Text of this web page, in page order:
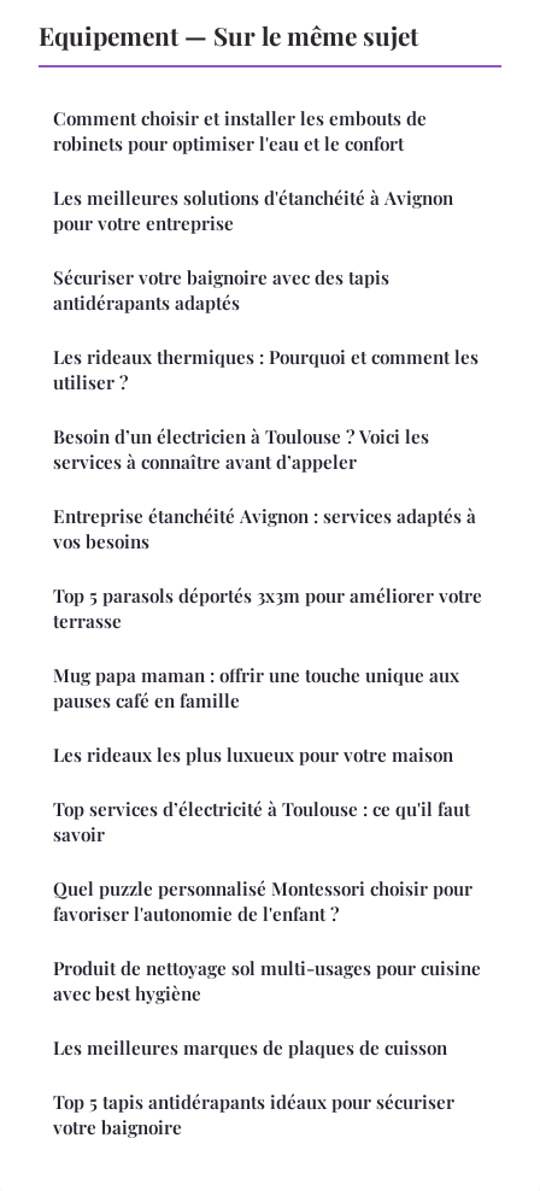
Equipement — Sur le même sujet
Comment choisir et installer les embouts de
robinets pour optimiser l'eau et le confort
Les meilleures solutions d'étanchéité à Avignon
pour votre entreprise
Sécuriser votre baignoire avec des tapis
antidérapants adaptés
Les rideaux thermiques : Pourquoi et comment les
utiliser ?
Besoin d’un électricien à Toulouse ? Voici les
services à connaître avant d’appeler
Entreprise étanchéité Avignon : services adaptés à
vos besoins
Top 5 parasols déportés 3x3m pour améliorer votre
terrasse
Mug papa maman : offrir une touche unique aux
pauses café en famille
Les rideaux les plus luxueux pour votre maison
Top services d’électricité à Toulouse : ce qu'il faut
savoir
Quel puzzle personnalisé Montessori choisir pour
favoriser l'autonomie de l'enfant ?
Produit de nettoyage sol multi-usages pour cuisine
avec best hygiène
Les meilleures marques de plaques de cuisson
Top 5 tapis antidérapants idéaux pour sécuriser
votre baignoire